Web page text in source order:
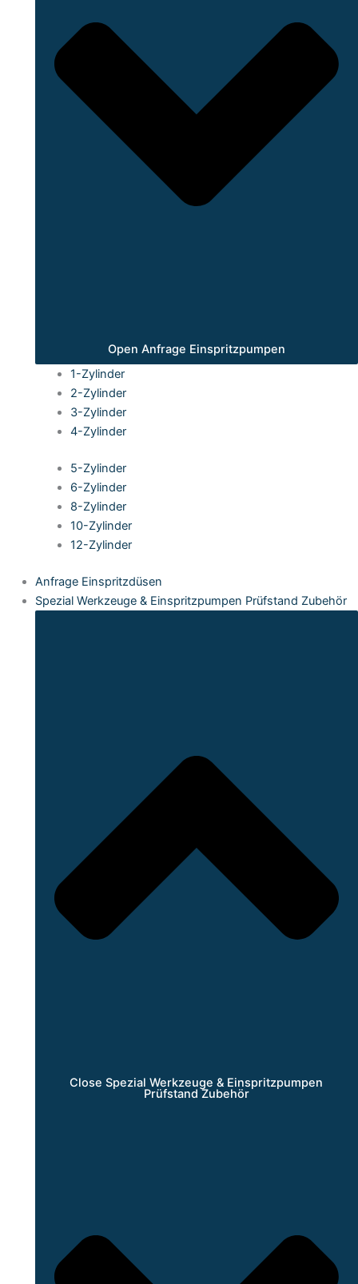
Open Anfrage Einspritzpumpen
1-Zylinder
2-Zylinder
3-Zylinder
4-Zylinder
5-Zylinder
6-Zylinder
8-Zylinder
10-Zylinder
12-Zylinder
Anfrage Einspritzdüsen
Spezial Werkzeuge & Einspritzpumpen Prüfstand Zubehör
Close Spezial Werkzeuge & Einspritzpumpen
Prüfstand Zubehör